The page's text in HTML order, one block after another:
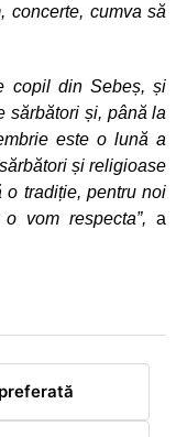
concerte, cumva să
copil din Sebeș, și
sărbători și, până la
este o lună a
și religioase
tradiție, pentru noi
vom respecta”, a